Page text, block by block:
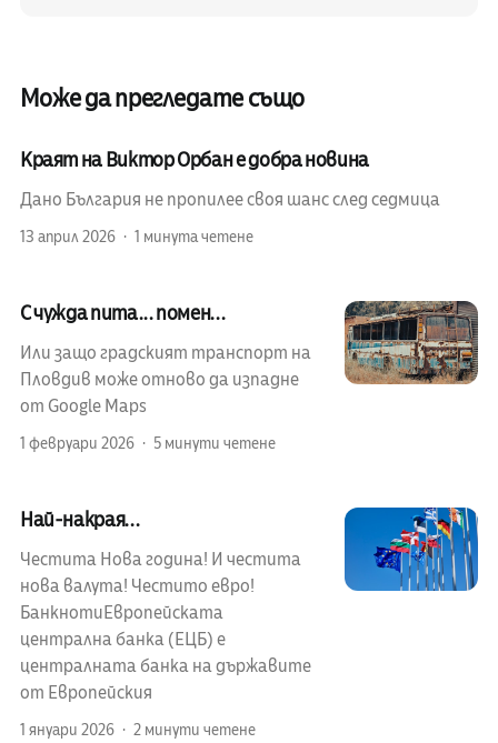
Може да прегледате също
Краят на Виктор Орбан е добра новина
Дано България не пропилее своя шанс след седмица
13 април 2026 1 минута четене
С чужда пита... помен...
Или защо градският транспорт на
Пловдив може отново да изпадне
от Google Maps
1 февруари 2026 5 минути четене
Най-накрая...
Честита Нова година! И честита
нова валута! Честито евро!
БанкнотиЕвропейската
централна банка (ЕЦБ) е
централната банка на държавите
от Европейския
1 януари 2026 2 минути четене